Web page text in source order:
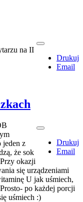
Drukuj
Email
na II
Drukuj
Email
jeden z
że sok
okazji
się urządzeniami
U jak uśmiech,
po każdej porcji
uśmiech :)